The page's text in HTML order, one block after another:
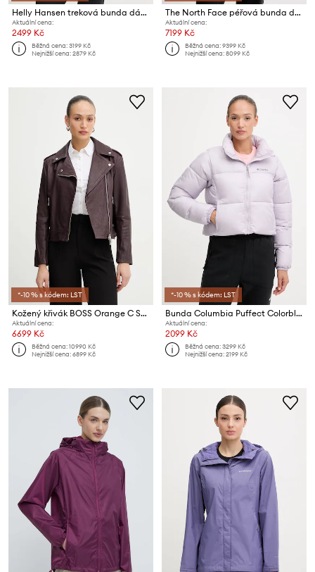
Helly Hansen treková bunda dámské SEVEN
Aktuální cena:
2499 Kč
Běžná cena:3199 Kč
Nejnižší cena:2879 Kč
The North Face péřová bunda dámská 1996 Retro Nuptse
Aktuální cena:
7199 Kč
Běžná cena:9399 Kč
Nejnižší cena:8099 Kč
*-10 % s kódem: LST
Kožený křivák BOSS Orange C Sandy
Aktuální cena:
6699 Kč
Běžná cena:10990 Kč
Nejnižší cena:6899 Kč
*-10 % s kódem: LST
Bunda Columbia Puffect Colorblock
Aktuální cena:
2099 Kč
Běžná cena:3299 Kč
Nejnižší cena:2199 Kč